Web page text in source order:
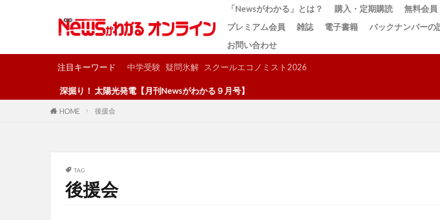
「Newsがわかる」とは？ 購入・定期購読
無料会員
プレミアム会員
雑誌 電子書籍
バックナンバーの
お問い合わせ
注目キーワード 中学受験 疑問氷解 スクールエコノミスト2026
深掘り！ 太陽光発電【月刊Newsがわかる９月号】
HOME 後援会
TAG
後援会
検索